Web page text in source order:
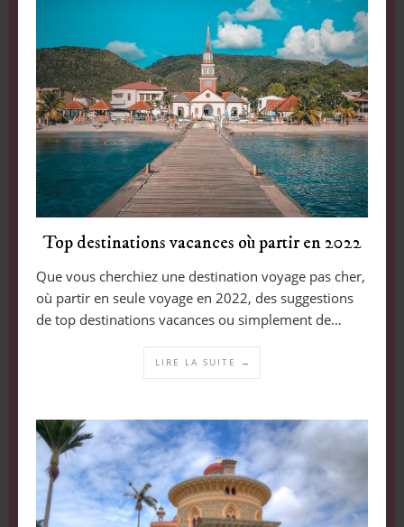
Top destinations vacances où partir en 2022
Que vous cherchiez une destination voyage pas cher,
où partir en seule voyage en 2022, des suggestions
de top destinations vacances ou simplement de…
LIRE LA SUITE →